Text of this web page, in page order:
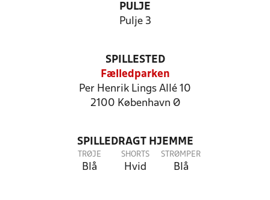
PULJE
Pulje 3
SPILLESTED
Fælledparken
Per Henrik Lings Allé 10
2100 København Ø
SPILLEDRAGT HJEMME
TRØJE
Blå
SHORTS
Hvid
STRØMPER
Blå